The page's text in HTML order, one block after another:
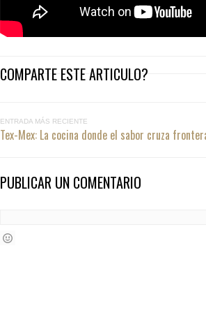
COMPARTE ESTE ARTICULO?
ENTRADA MÁS RECIENTE
Tex-Mex: La cocina donde el sabor cruza
PUBLICAR UN COMENTARIO